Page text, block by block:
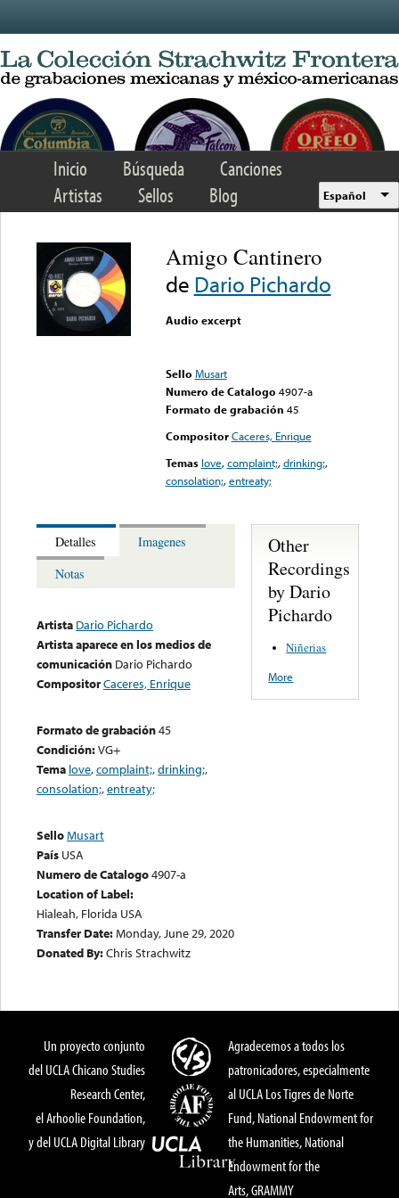
Inicio Búsqueda
Canciones
Artistas
Sellos Blog Español
Amigo Cantinero
de Dario Pichardo
Audio excerpt
Sello Musart
Numero de Catalogo 4907-a
Formato de grabación 45
Compositor Caceres, Enrique
Temas love,complaint;,drinking;,
consolation;,entreaty;
Detalles
Imagenes
Notas
Artista Dario Pichardo
Artista aparece en los medios de
comunicación Dario Pichardo
CompositorCaceres, Enrique
Formato de grabación45
Condición:VG+
Tema love,complaint;,drinking;,
consolation;,entreaty;
SelloMusart
País USA
Numero de Catalogo4907-a
Location of Label:
Hialeah, Florida USA
Transfer Date:Monday, June 29, 2020
Donated By:Chris Strachwitz
Other
Recordings
by Dario
Pichardo
Niñerias
More
Un proyecto conjunto
del UCLA Chicano Studies
Research Center,
el Arhoolie Foundation,
y del UCLA Digital Library
Agradecemos a todos los
patronicadores, especialmente
al UCLA Los Tigres de Norte
Fund, National Endowment for
the Humanities, National
Endowment for the
Arts, GRAMMY